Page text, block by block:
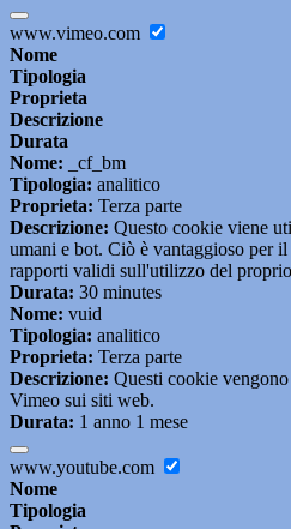
www.vimeo.com
Nome
Tipologia
Proprieta
Descrizione
Durata
Nome: _cf_bm
Tipologia: analitico
Proprieta: Terza parte
Descrizione: Questo cookie viene
umani e bot. Ciò è vantaggioso per
rapporti validi sull'utilizzo del
Durata: 30 minutes
Nome: vuid
Tipologia: analitico
Proprieta: Terza parte
Descrizione: Questi cookie
Vimeo sui siti web.
Durata: 1 anno 1 mese
www.youtube.com
Nome
Tipologia